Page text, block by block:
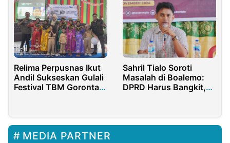
Relima Perpusnas Ikut
Andil Sukseskan Gulali
Festival TBM Gorontalo
Sahril Tialo Soroti
Masalah di Boalemo:
DPRD Harus Bangkit,
MEDIA PARTNER